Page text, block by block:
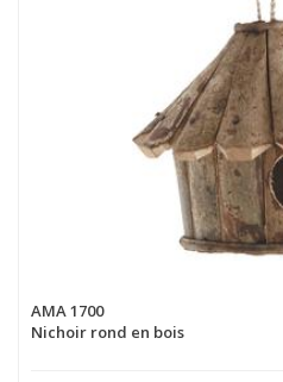
AMA 1700
Nichoir rond en bois